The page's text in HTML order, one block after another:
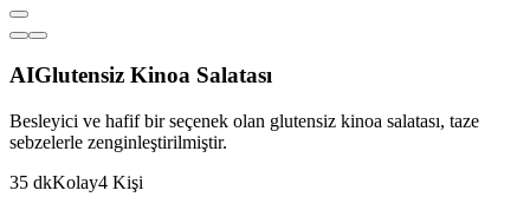
AIGlutensiz Kinoa Salatası
Besleyici ve hafif bir seçenek olan glutensiz kinoa salatası, taze
sebzelerle zenginleştirilmiştir.
35 dkKolay4 Kişi